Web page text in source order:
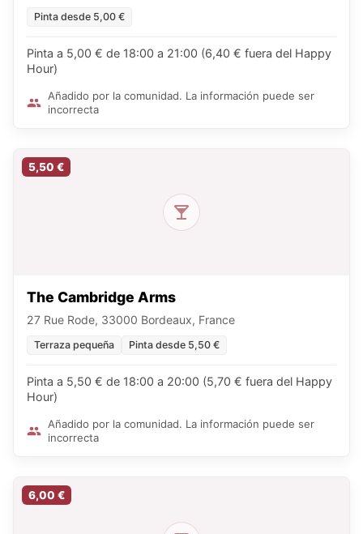
Pinta desde 5,00 €
Pinta a 5,00 € de 18:00 a 21:00 (6,40 € fuera del Happy
Hour)
Añadido por la comunidad. La información puede ser
incorrecta
5,50 €
The Cambridge Arms
27 Rue Rode, 33000 Bordeaux, France
Terraza pequeña Pinta desde 5,50 €
Pinta a 5,50 € de 18:00 a 20:00 (5,70 € fuera del Happy
Hour)
Añadido por la comunidad. La información puede ser
incorrecta
6,00 €